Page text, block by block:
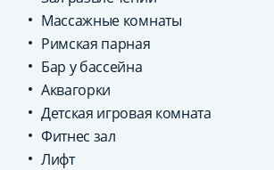
Массажные комнаты
Римская парная
Бар у бассейна
Аквагорки
Детская игровая комната
Фитнес зал
Лифт